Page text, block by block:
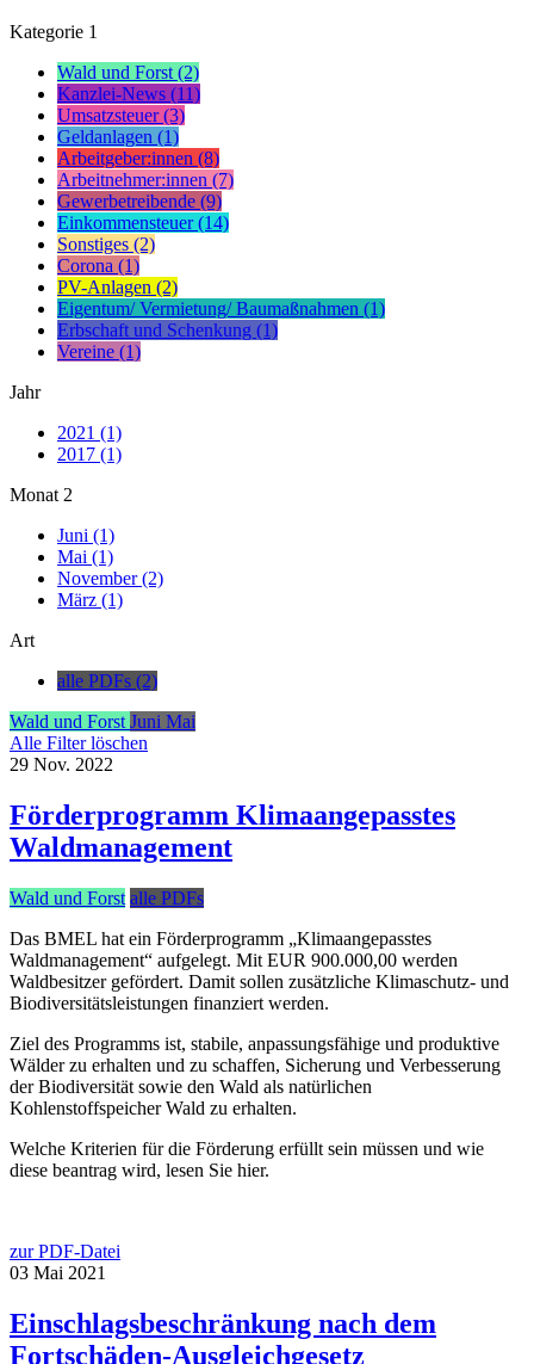
Kategorie 1
Wald und Forst (2)
Kanzlei-News (11)
Umsatzsteuer (3)
Geldanlagen (1)
Arbeitgeber:innen (8)
Arbeitnehmer:innen (7)
Gewerbetreibende (9)
Einkommensteuer (14)
Sonstiges (2)
Corona (1)
PV-Anlagen (2)
Eigentum/ Vermietung/ Baumaßnahmen (1)
Erbschaft und Schenkung (1)
Vereine (1)
Jahr
2021 (1)
2017 (1)
Monat 2
Juni (1)
Mai (1)
November (2)
März (1)
Art
alle PDFs (2)
Wald und Forst Juni Mai
Alle Filter löschen
29 Nov. 2022
Förderprogramm Klimaangepasstes
Waldmanagement
Wald und Forst alle PDFs
Das BMEL hat ein Förderprogramm „Klimaangepasstes
Waldmanagement“ aufgelegt. Mit EUR 900.000,00 werden
Waldbesitzer gefördert. Damit sollen zusätzliche Klimaschutz- und
Biodiversitätsleistungen finanziert werden.
Ziel des Programms ist, stabile, anpassungsfähige und produktive
Wälder zu erhalten und zu schaffen, Sicherung und Verbesserung
der Biodiversität sowie den Wald als natürlichen
Kohlenstoffspeicher Wald zu erhalten.
Welche Kriterien für die Förderung erfüllt sein müssen und wie
diese beantrag wird, lesen Sie hier.
zur PDF-Datei
03 Mai 2021
Einschlagsbeschränkung nach dem
Fortschäden-Ausgleichgesetz